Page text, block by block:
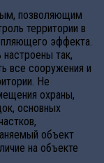
позволяющим
территории в
эффекта.
так,
все сооружения и
Не
охраны,
основных
объект
на объекте